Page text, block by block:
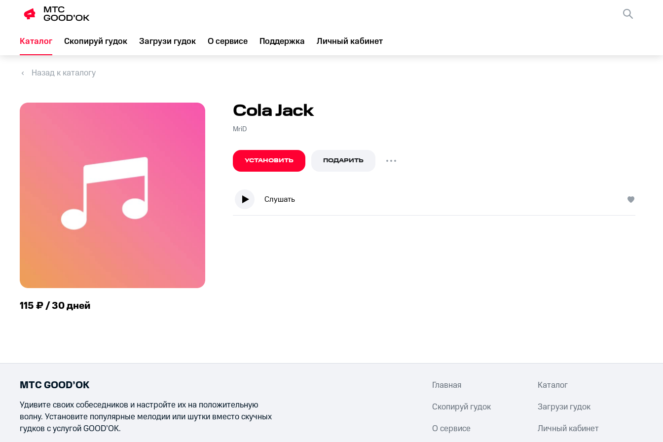
Каталог Скопируй гудок Загрузи гудок О сервисе Поддержка Личный кабинет
Назад к каталогу
115 ₽ / 30 дней
Cola Jack
MriD
УСТАНОВИТЬ ПОДАРИТЬ
Слушать
МТС GOOD’OK
Удивите своих собеседников и настройте их на положительную
волну. Установите популярные мелодии или шутки вместо скучных
гудков с услугой GOOD’OK.
Главная Каталог
Скопируй гудок Загрузи гудок
О сервисе Личный кабинет